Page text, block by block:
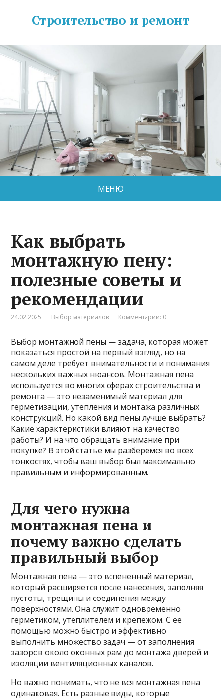
Строительство и ремонт
МЕНЮ
Как выбрать
монтажную пену:
полезные советы и
рекомендации
24.02.2025 Выбор материалов Комментарии: 0
Выбор монтажной пены — задача, которая может
показаться простой на первый взгляд, но на
самом деле требует внимательности и понимания
нескольких важных нюансов. Монтажная пена
используется во многих сферах строительства и
ремонта — это незаменимый материал для
герметизации, утепления и монтажа различных
конструкций. Но какой вид пены лучше выбрать?
Какие характеристики влияют на качество
работы? И на что обращать внимание при
покупке? В этой статье мы разберемся во всех
тонкостях, чтобы ваш выбор был максимально
правильным и информированным.
Для чего нужна
монтажная пена и
почему важно сделать
правильный выбор
Монтажная пена — это вспененный материал,
который расширяется после нанесения, заполняя
пустоты, трещины и соединения между
поверхностями. Она служит одновременно
герметиком, утеплителем и крепежом. С ее
помощью можно быстро и эффективно
выполнить множество задач — от заполнения
зазоров около оконных рам до монтажа дверей и
изоляции вентиляционных каналов.
Но важно понимать, что не вся монтажная пена
одинаковая. Есть разные виды, которые